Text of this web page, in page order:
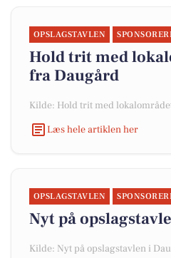
OPSLAGSTAVLEN
Hold trit med
fra Daugård
Kilde: Hold trit med
Læs hele artiklen her
OPSLAGSTAVLEN
Nyt på
Kilde: Nyt på opslagstavlen i